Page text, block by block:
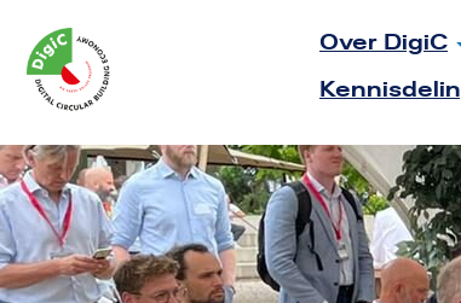
Logo
Rom
Utrecht
Over DigiC